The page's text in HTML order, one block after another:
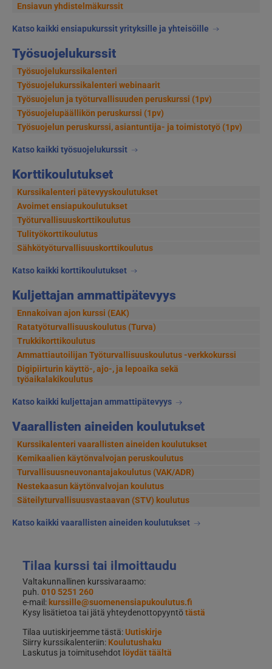
Ensiavun yhdistelmäkurssit
Katso kaikki ensiapukurssit yrityksille ja yhteisöille
Työsuojelukurssit
Työsuojelukurssikalenteri
Työsuojelukurssikalenteri webinaarit
Työsuojelun ja työturvallisuuden peruskurssi (1pv)
Työsuojelupäällikön peruskurssi (1pv)
Työsuojelun peruskurssi, asiantuntija- ja toimistotyö (1pv)
Katso kaikki työsuojelukurssit
Korttikoulutukset
Kurssikalenteri pätevyyskoulutukset
Avoimet ensiapukoulutukset
Työturvallisuuskorttikoulutus
Tulityökorttikoulutus
Sähkötyöturvallisuuskorttikoulutus
Katso kaikki korttikoulutukset
Kuljettajan ammattipätevyys
Ennakoivan ajon kurssi (EAK)
Ratatyöturvallisuuskoulutus (Turva)
Trukkikorttikoulutus
Ammattiautoilijan Työturvallisuuskoulutus -verkkokurssi
Digipiirturin käyttö-, ajo-, ja lepoaika sekä
työaikalakikoulutus
Katso kaikki kuljettajan ammattipätevyys
Vaarallisten aineiden koulutukset
Kurssikalenteri vaarallisten aineiden koulutukset
Kemikaalien käytönvalvojan peruskoulutus
Turvallisuusneuvonantajakoulutus (VAK/ADR)
Nestekaasun käytönvalvojan koulutus
Säteilyturvallisuusvastaavan (STV) koulutus
Katso kaikki vaarallisten aineiden koulutukset
Tilaa kurssi tai ilmoittaudu
Valtakunnallinen kurssivaraamo:
puh. 010 5251 260
e-mail: kurssille@suomenensiapukoulutus.fi
Kysy lisätietoa tai jätä yhteydenottopyyntötästä
Tilaa uutiskirjeemme tästä:Uutiskirje
Siirry kurssikalenteriin: Koulutushaku
Laskutus ja toimitusehdot löydät täältä